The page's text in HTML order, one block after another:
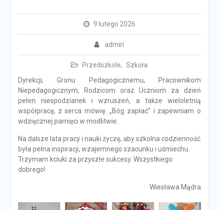
9 lutego 2026
admin
Przedszkole, Szkoła
Dyrekcji, Gronu Pedagogicznemu, Pracownikom
Niepedagogicznym, Rodzicom oraz Uczniom za dzień
pełen niespodzianek i wzruszeń, a także wieloletnią
współpracę, z serca mówię: „Bóg zapłać” i zapewniam o
wdzięcznej pamięci w modlitwie.
Na dalsze lata pracy i nauki życzę, aby szkolna codzienność
była pełna inspiracji, wzajemnego szacunku i uśmiechu.
Trzymam kciuki za przyszłe sukcesy. Wszystkiego
dobrego!
Wiesława Mądra